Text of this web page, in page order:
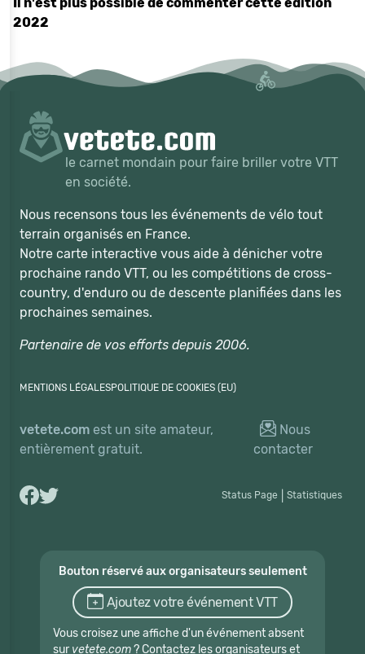
2022
le carnet mondain pour faire briller votre VTT
en société.
Nous recensons tous les événements de vélo tout
terrain organisés en France.
Notre carte interactive vous aide à dénicher votre
prochaine rando VTT, ou les compétitions de cross-
country, d'enduro ou de descente planifiées dans les
prochaines semaines.
Partenaire de vos efforts depuis 2006.
MENTIONS LÉGALESPOLITIQUE DE COOKIES (EU)
vetete.com est un site amateur,
entièrement gratuit.
Nous
contacter
Status Page Statistiques
Bouton réservé aux organisateurs seulement
Ajoutez votre événement VTT
Vous croisez une affiche d'un événement absent
sur vetete.com? Contactez les organisateurs et